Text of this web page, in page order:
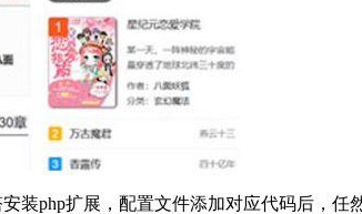
php扩展，配置文件添加对应代码后，任